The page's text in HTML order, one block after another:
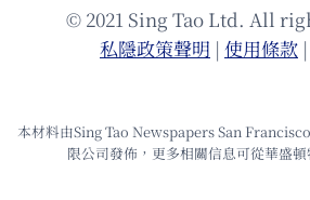
© 2021 Sing Tao Ltd. All
私隱政策聲明 | 使⽤條款 |
本材料由Sing Tao Newspapers San
限公司發佈，更多相關信息可從華盛頓